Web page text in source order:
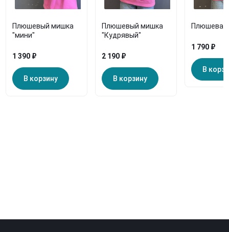
Плюшевый мишка
"мини"
1 390 ₽
В корзину
Плюшевый мишка
"Кудрявый"
2 190 ₽
В корзину
Плюшевая
1 790 ₽
В